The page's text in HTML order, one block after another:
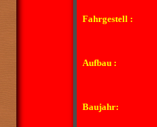
Fahrgestell :
Aufbau :
Baujahr: